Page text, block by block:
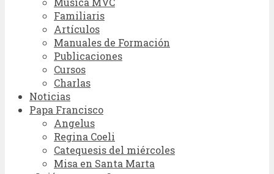
Familiaris
Artículos
Manuales de Formación
Publicaciones
Cursos
Charlas
Noticias
Papa Francisco
Angelus
Regina Coeli
Catequesis del miércoles
Misa en Santa Marta